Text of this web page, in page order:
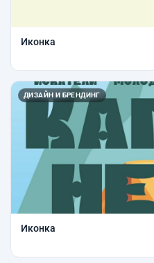
Иконка
ДИЗАЙН И БРЕНДИНГ
Иконка